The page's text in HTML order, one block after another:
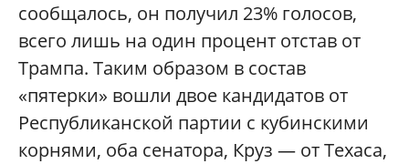
сообщалось, он получил 23% голосов,
всего лишь на один процент отстав от
Трампа. Таким образом в состав
«пятерки» вошли двое кандидатов от
Республиканской партии с кубинскими
корнями, оба сенатора, Круз — от Техаса,